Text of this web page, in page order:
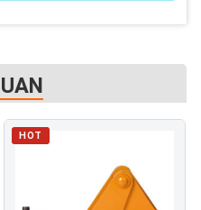
HOT